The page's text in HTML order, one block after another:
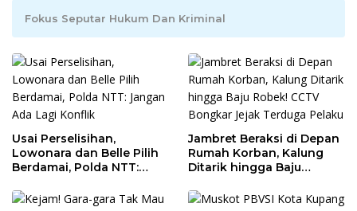
Fokus Seputar Hukum Dan Kriminal
Usai Perselisihan,
Lowonara dan Belle Pilih
Berdamai, Polda NTT:
Jambret Beraksi di Depan
Rumah Korban, Kalung
Ditarik hingga Baju
Jejak Terduga Pelaku